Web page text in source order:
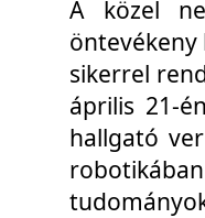
A közel
öntevékeny
sikerrel
április 21-
hallgató